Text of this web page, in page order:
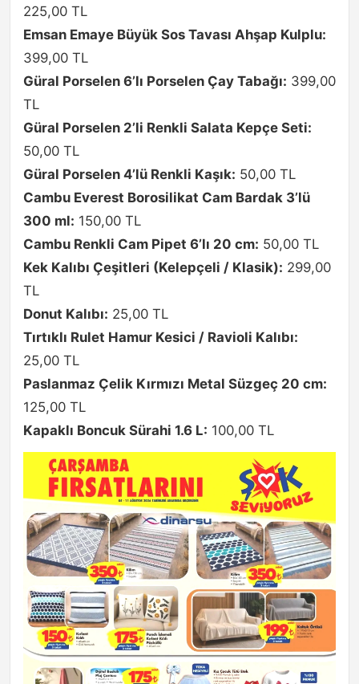
225,00 TL
Emsan Emaye Büyük Sos Tavası Ahşap Kulplu:
399,00 TL
Güral Porselen 6’lı Porselen Çay Tabağı: 399,00
TL
Güral Porselen 2’li Renkli Salata Kepçe Seti:
50,00 TL
Güral Porselen 4’lü Renkli Kaşık: 50,00 TL
Cambu Everest Borosilikat Cam Bardak 3’lü
300 ml: 150,00 TL
Cambu Renkli Cam Pipet 6’lı 20 cm: 50,00 TL
Kek Kalıbı Çeşitleri (Kelepçeli / Klasik): 299,00
TL
Donut Kalıbı: 25,00 TL
Tırtıklı Rulet Hamur Kesici / Ravioli Kalıbı:
25,00 TL
Paslanmaz Çelik Kırmızı Metal Süzgeç 20 cm:
125,00 TL
Kapaklı Boncuk Sürahi 1.6 L: 100,00 TL